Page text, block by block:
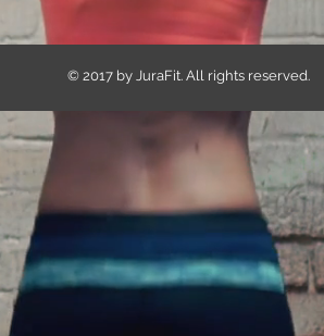
© 2017 by JuraFit. All rights reserved.